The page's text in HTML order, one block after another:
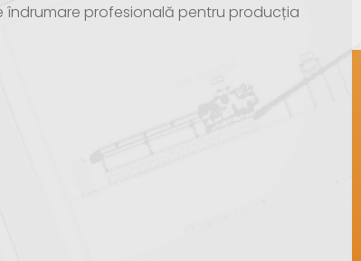
îndrumare profesională pentru producția